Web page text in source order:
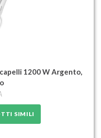
1200 W Argento,
SIMILI